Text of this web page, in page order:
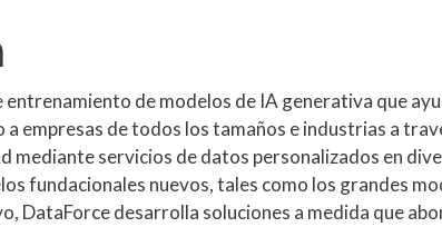
entrenamiento de modelos de IA generativa que
empresas de todos los tamaños e industrias a
mediante servicios de datos personalizados en
fundacionales nuevos, tales como los grandes
DataForce desarrolla soluciones a medida que